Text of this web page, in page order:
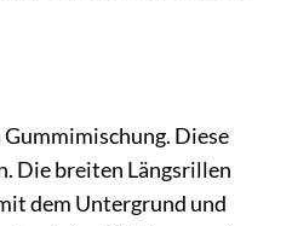
Diese
Die breiten Längsrillen
dem Untergrund und